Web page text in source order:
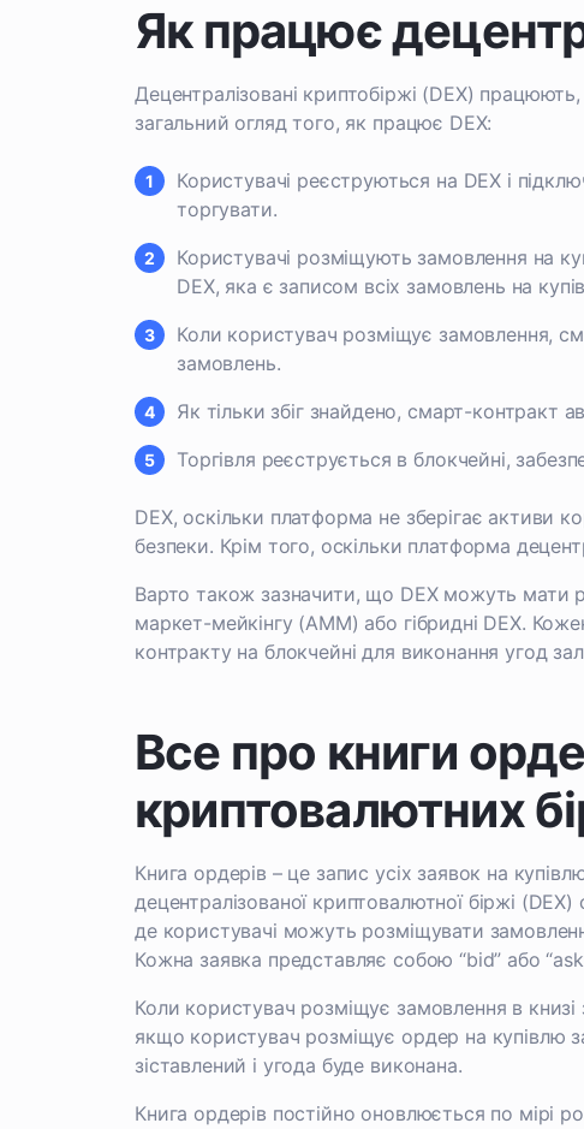
Як працює
Децентралізовані криптобіржі (DEX)
загальний огляд того, як працює DEX:
Користувачі реєструються на DEX і
торгувати.
Користувачі розміщують замовлення на
DEX, яка є записом всіх замовлень на
Коли користувач розміщує замовлення,
замовлень.
Як тільки збіг знайдено, смарт-контракт
Торгівля реєструється в блокчейні,
DEX, оскільки платформа не зберігає активи
безпеки. Крім того, оскільки платформа
Варто також зазначити, що DEX можуть мати
маркет-мейкінгу (AMM) або гібридні DEX.
контракту на блокчейні для виконання угод
Все про книги
криптовалютних
Книга ордерів – це запис усіх заявок на
децентралізованої криптовалютної біржі
де користувачі можуть розміщувати
Кожна заявка представляє собою “bid” або
Коли користувач розміщує замовлення в
якщо користувач розміщує ордер на купівлю
зіставлений і угода буде виконана.
Книга ордерів постійно оновлюється по мірі